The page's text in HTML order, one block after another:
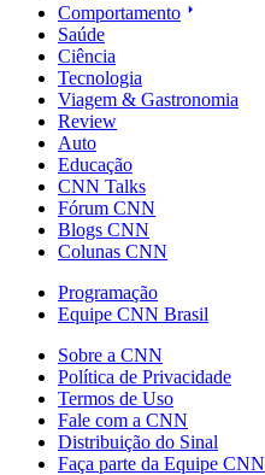
Comportamento
Saúde
Ciência
Tecnologia
Viagem & Gastronomia
Review
Auto
Educação
CNN Talks
Fórum CNN
Blogs CNN
Colunas CNN
Programação
Equipe CNN Brasil
Sobre a CNN
Política de Privacidade
Termos de Uso
Fale com a CNN
Distribuição do Sinal
Faça parte da Equipe CNN